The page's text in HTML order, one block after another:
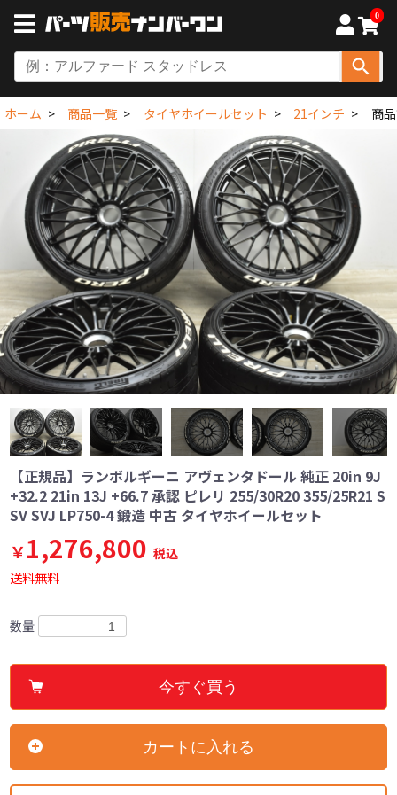
0
ホーム 商品一覧 タイヤホイールセット 21インチ 商
【正規品】ランボルギーニ アヴェンタドール 純正 20in 9J
+32.2 21in 13J +66.7 承認 ピレリ 255/30R20 355/25R21 S
SV SVJ LP750-4 鍛造 中古 タイヤホイールセット
￥1,276,800 税込
送料無料
数量
今すぐ買う
カートに入れる